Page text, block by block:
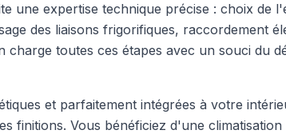
une expertise technique précise : choix de
des liaisons frigorifiques, raccordement
charge toutes ces étapes avec un souci du
et parfaitement intégrées à votre
finitions. Vous bénéficiez d'une climatisation